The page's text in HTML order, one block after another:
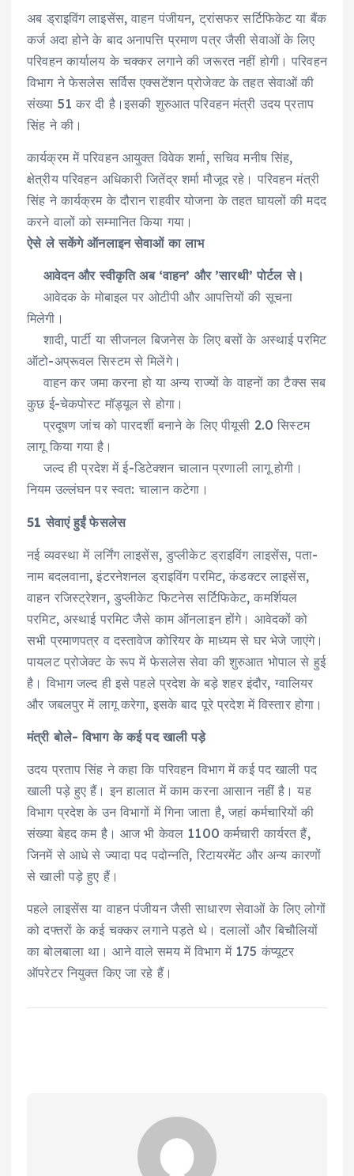
अब ड्राइविंग लाइसेंस, वाहन पंजीयन, ट्रांसफर सर्टिफिकेट या बैंक
कर्ज अदा होने के बाद अनापत्ति प्रमाण पत्र जैसी सेवाओं के लिए
परिवहन कार्यालय के चक्कर लगाने की जरूरत नहीं होगी। परिवहन
विभाग ने फेसलेस सर्विस एक्सटेंशन प्रोजेक्ट के तहत सेवाओं की
संख्या 51 कर दी है।इसकी शुरुआत परिवहन मंत्री उदय प्रताप
सिंह ने की।
कार्यक्रम में परिवहन आयुक्त विवेक शर्मा, सचिव मनीष सिंह,
क्षेत्रीय परिवहन अधिकारी जितेंद्र शर्मा मौजूद रहे। परिवहन मंत्री
सिंह ने कार्यक्रम के दौरान राहवीर योजना के तहत घायलों की मदद
करने वालों को सम्मानित किया गया।
ऐसे ले सकेंगे ऑनलाइन सेवाओं का लाभ
आवेदन और स्वीकृति अब ‘वाहन’ और ’सारथी’ पोर्टल से।
आवेदक के मोबाइल पर ओटीपी और आपत्तियों की सूचना
मिलेगी।
शादी, पार्टी या सीजनल बिजनेस के लिए बसों के अस्थाई परमिट
ऑटो-अप्रूवल सिस्टम से मिलेंगे।
वाहन कर जमा करना हो या अन्य राज्यों के वाहनों का टैक्स सब
कुछ ई-चेकपोस्ट मॉड्यूल से होगा।
प्रदूषण जांच को पारदर्शी बनाने के लिए पीयूसी 2.0 सिस्टम
लागू किया गया है।
जल्द ही प्रदेश में ई-डिटेक्शन चालान प्रणाली लागू होगी।
नियम उल्लंघन पर स्वत: चालान कटेगा।
51 सेवाएं हुईं फेसलेस
नई व्यवस्था में लर्निंग लाइसेंस, डुप्लीकेट ड्राइविंग लाइसेंस, पता-
नाम बदलवाना, इंटरनेशनल ड्राइविंग परमिट, कंडक्टर लाइसेंस,
वाहन रजिस्ट्रेशन, डुप्लीकेट फिटनेस सर्टिफिकेट, कमर्शियल
परमिट, अस्थाई परमिट जैसे काम ऑनलाइन होंगे। आवेदकों को
सभी प्रमाणपत्र व दस्तावेज कोरियर के माध्यम से घर भेजे जाएंगे।
पायलट प्रोजेक्ट के रूप में फेसलेस सेवा की शुरुआत भोपाल से हुई
है। विभाग जल्द ही इसे पहले प्रदेश के बड़े शहर इंदौर, ग्वालियर
और जबलपुर में लागू करेगा, इसके बाद पूरे प्रदेश में विस्तार होगा।
मंत्री बोले- विभाग के कई पद खाली पड़े
उदय प्रताप सिंह ने कहा कि परिवहन विभाग में कई पद खाली पद
खाली पड़े हुए हैं। इन हालात में काम करना आसान नहीं है। यह
विभाग प्रदेश के उन विभागों में गिना जाता है, जहां कर्मचारियों की
संख्या बेहद कम है। आज भी केवल 1100 कर्मचारी कार्यरत हैं,
जिनमें से आधे से ज्यादा पद पदोन्नति, रिटायरमेंट और अन्य कारणों
से खाली पड़े हुए हैं।
पहले लाइसेंस या वाहन पंजीयन जैसी साधारण सेवाओं के लिए लोगों
को दफ्तरों के कई चक्कर लगाने पड़ते थे। दलालों और बिचौलियों
का बोलबाला था। आने वाले समय में विभाग में 175 कंप्यूटर
ऑपरेटर नियुक्त किए जा रहे हैं।